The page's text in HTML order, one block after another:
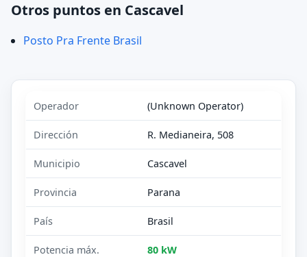
Otros puntos en Cascavel
Posto Pra Frente Brasil
Operador (Unknown Operator)
Dirección R. Medianeira, 508
Municipio Cascavel
Provincia Parana
País Brasil
Potencia máx. 80 kW